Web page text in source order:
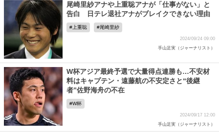
尾崎里紗アナや上重聡アナが「仕事がない」と
告白 日テレ退社アナがブレイクできない理由
上重聡 尾崎里紗
2024/09/24 09:00
手山足実（ジャーナリスト）
W杯アジア最終予選で大量得点連勝も…不安材
料はキャプテン・遠藤航の不安定さと“後継
者”佐野海舟の不在
W杯
2024/09/17 12:00
手山足実（ジャーナリスト）